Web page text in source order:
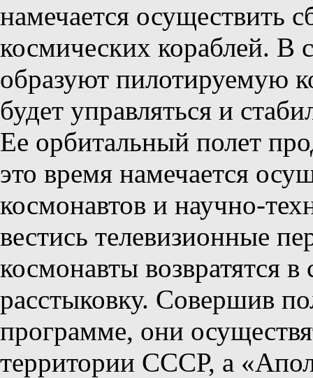
намечается осуществить
космических кораблей. В
образуют пилотируемую
будет управляться и
Ее орбитальный полет
это время намечается
космонавтов и научно-
вестись телевизионные
космонавты возвратятся
расстыковку. Совершив
программе, они
территории СССР, а